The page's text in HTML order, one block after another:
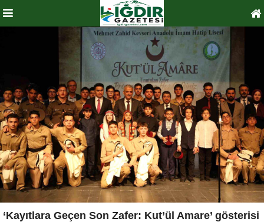
‘Kayıtlara Geçen Son Zafer: Kut’ül Amare’ gösterisi